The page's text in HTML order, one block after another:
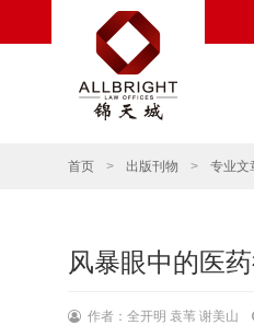
首页 > 出版刊物 > 专业文
风暴眼中的医
作者：全开明 袁苇 谢美山